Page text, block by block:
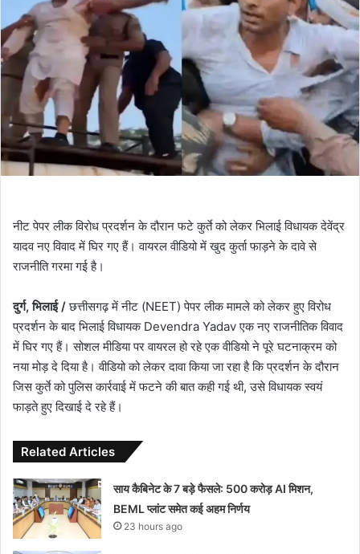
नीट पेपर लीक विरोध प्रदर्शन के दौरान फटे कुर्ते को लेकर भिलाई विधायक देवेंद्र
यादव नए विवाद में घिर गए हैं। वायरल वीडियो में खुद कुर्ता फाड़ने के दावे से
राजनीति गरमा गई है।
दुर्ग, भिलाई /छत्तीसगढ़ में नीट (NEET) पेपर लीक मामले को लेकर हुए विरोध
प्रदर्शन के बाद भिलाई विधायक Devendra Yadav एक नए राजनीतिक विवाद
में घिर गए हैं। सोशल मीडिया पर वायरल हो रहे एक वीडियो ने पूरे घटनाक्रम को
नया मोड़ दे दिया है। वीडियो को लेकर दावा किया जा रहा है कि प्रदर्शन के दौरान
जिस कुर्ते को पुलिस कार्रवाई में फटने की बात कही गई थी, उसे विधायक स्वयं
फाड़ते हुए दिखाई दे रहे हैं।
Related Articles
साय कैबिनेट के 7 बड़े फैसले: 500 करोड़ AI मिशन,
BEML प्लांट समेत कई अहम निर्णय
23 hours ago